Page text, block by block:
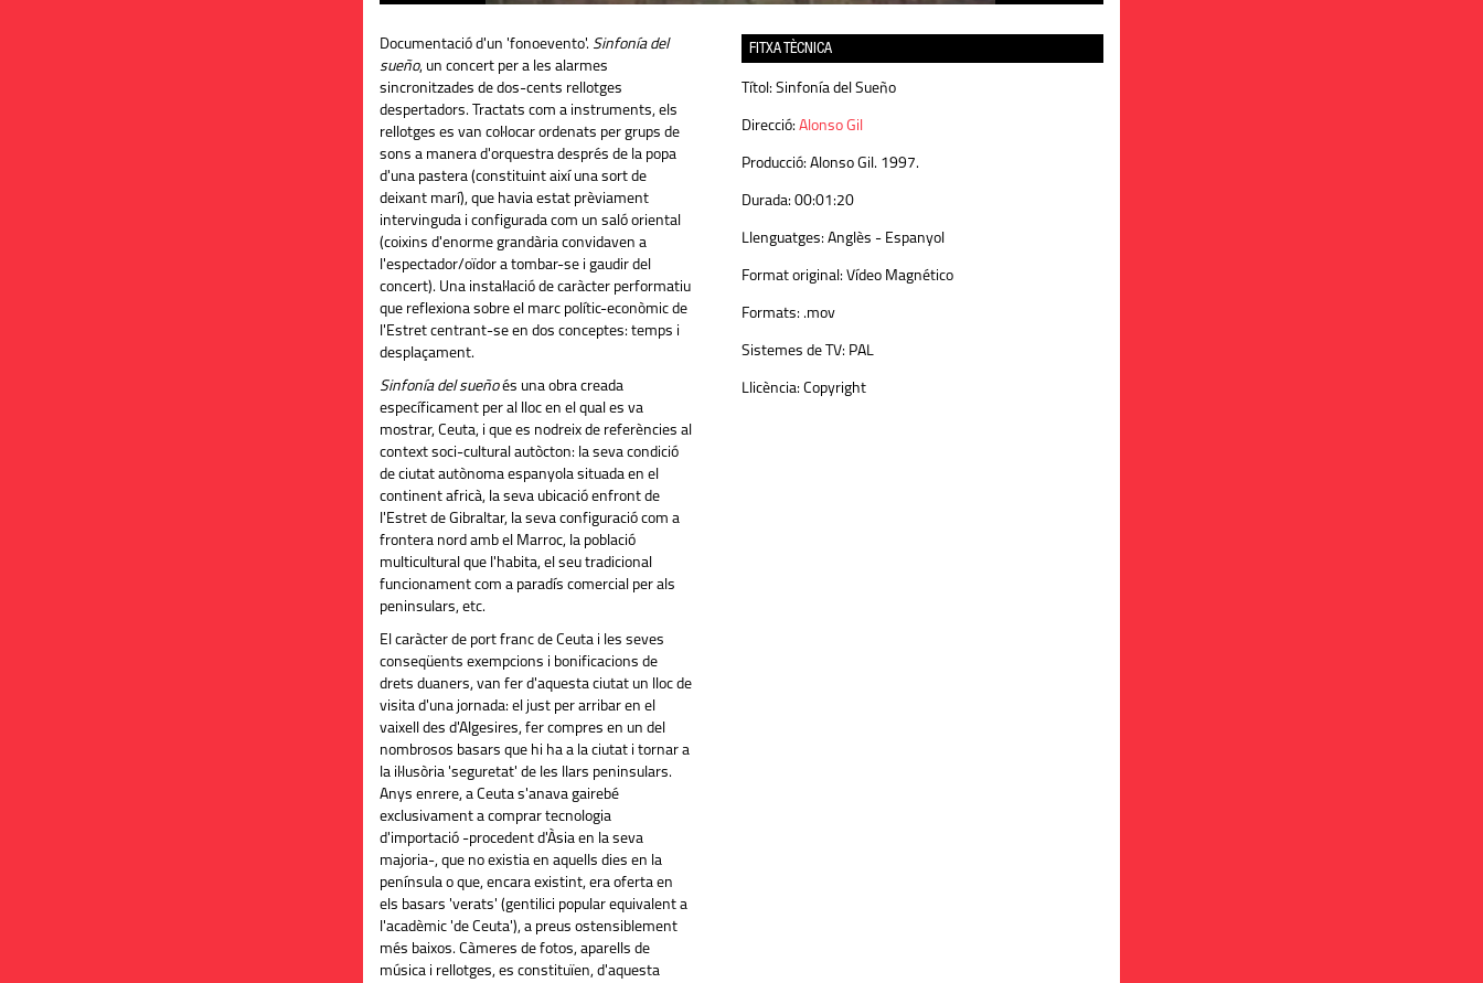
Documentació d'un 'fonoevento'. Sinfonía del
sueño, un concert per a les alarmes
sincronitzades de dos-cents rellotges
despertadors. Tractats com a instruments, els
rellotges es van col·locar ordenats per grups de
sons a manera d'orquestra després de la popa
d'una pastera (constituint així una sort de
deixantmarí), que havia estat prèviament
intervinguda i configurada com un saló oriental
(coixins d'enorme grandària convidaven a
l'espectador/oïdor a tombar-se i gaudir del
concert). Una instal·lació de caràcter performatiu
que reflexiona sobre el marc polític-econòmic de
l'Estret centrant-se en dos conceptes: temps i
desplaçament.
Sinfonía del sueñoés una obra creada
específicament per al lloc en el qual es va
mostrar, Ceuta, i que es nodreix de referències al
context soci-cultural autòcton: la seva condició
de ciutat autònoma espanyola situada en el
continent africà, la seva ubicació enfront de
l'Estret de Gibraltar, la seva configuració com a
frontera nord amb el Marroc, la població
multicultural que l'habita, el seu tradicional
funcionament com a paradís comercial per als
peninsulars, etc.
El caràcter de port franc de Ceuta i les seves
conseqüents exempcions i bonificacions de
drets duaners, van fer d'aquesta ciutat un lloc de
visita d'una jornada: el just per arribar en el
vaixell des d'Algesires, fer compres en un del
nombrosos basars que hi ha a la ciutat i tornar a
la il·lusòria 'seguretat' de les llars peninsulars.
Anys enrere, a Ceuta s'anava gairebé
exclusivament a comprar tecnologia
d'importació -procedent d'Àsia en la seva
majoria-, que no existia en aquells dies en la
península o que, encara existint, era oferta en
els basars 'verats' (gentilici popular equivalent a
l'acadèmic 'de Ceuta'), a preus ostensiblement
més baixos. Càmeres de fotos, aparells de
música i rellotges, es constituïen, d'aquesta
FITXA TÈCNICA
Títol: Sinfonía del Sueño
Direcció: Alonso Gil
Producció: Alonso Gil. 1997.
Durada: 00:01:20
Llenguatges: Anglès - Espanyol
Format original: Vídeo Magnético
Formats: .mov
Sistemes de TV: PAL
Llicència: Copyright